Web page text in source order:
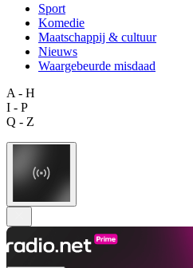
Sport
Komedie
Maatschappij & cultuur
Nieuws
Waargebeurde misdaad
A - H
I - P
Q - Z